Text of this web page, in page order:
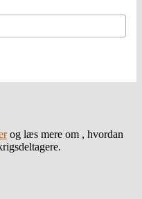
og læs mere om , hvordan